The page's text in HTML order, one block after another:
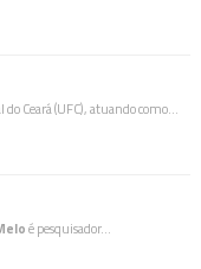
Ceará (UFC), atuando como…
é pesquisador…